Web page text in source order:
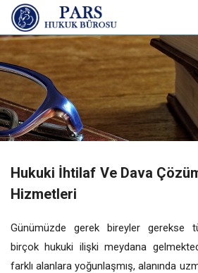
Hukuki İhtilaf Ve Dava
Hizmetleri
Günümüzde gerek bireyler gerekse
birçok hukuki ilişki meydana
farklı alanlara yoğunlaşmış, alanında